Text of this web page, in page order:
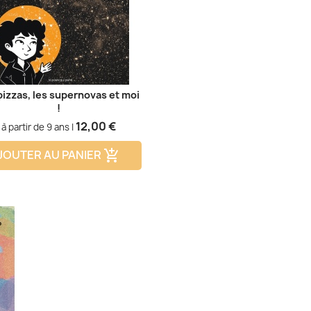
les supernovas et moi
!
à partir de 9 ans | Prix
12,00 €
AU PANIER add_shopping_cart